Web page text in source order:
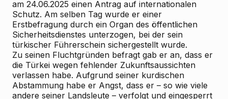
am 24.06.2025 einen Antrag auf internationalen
Schutz. Am selben Tag wurde er einer
Erstbefragung durch ein Organ des öffentlichen
Sicherheitsdienstes unterzogen, bei der sein
türkischer Führerschein sichergestellt wurde.
Zu seinen Fluchtgründen befragt gab er an, dass er
die Türkei wegen fehlender Zukunftsaussichten
verlassen habe. Aufgrund seiner kurdischen
Abstammung habe er Angst, dass er – so wie viele
andere seiner Landsleute – verfolgt und eingesperrt